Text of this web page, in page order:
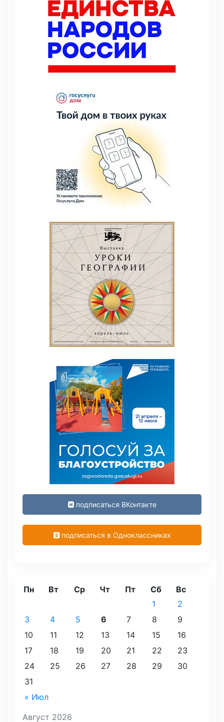
подписаться ВКонтакте
подписаться в Одноклассниках
Август 2026
Пн Вт Ср Чт Пт Сб Вс
« Июл
1
2
3
4 5 6 7 8
9
10
11 12 13 14 15
16
17
18 19 20 21 22
23
24
25 26 27 28 29
30
31